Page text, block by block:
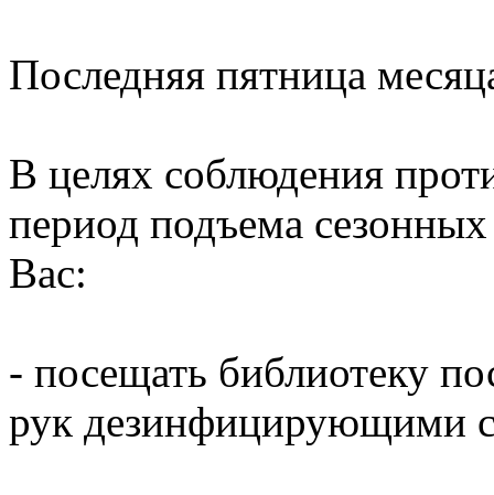
Последняя пятница
В целях соблюдения
период подъема
Вас:
- посещать библиотеку
рук дезинфицирующими